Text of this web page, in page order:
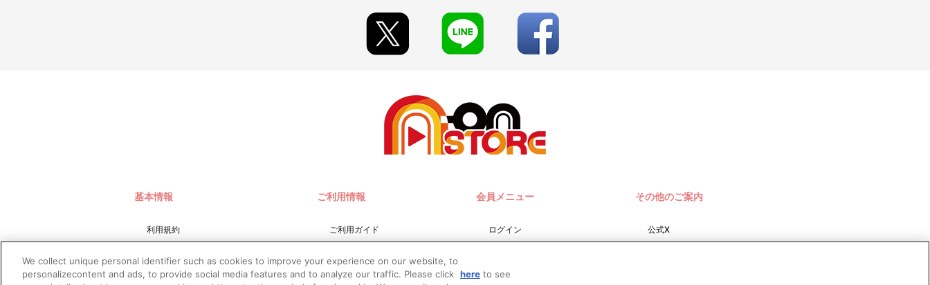
基本情報
利用規約
プライバシーポリシー
ご利用情報
ご利用ガイド
お問い合わせ
会員メニュー
ログイン
新規会員登録
その他のご案内
公式X
We collect unique personal identifier such as cookies to improve your experience on our website, to
personalizecontent and ads, to provide social media features and to analyze our traffic. Please click here to see